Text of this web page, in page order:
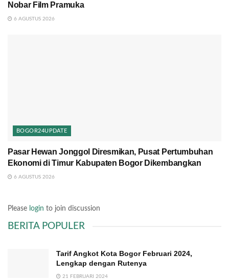
Nobar Film Pramuka
6 AGUSTUS 2026
BOGOR24UPDATE
Pasar Hewan Jonggol Diresmikan, Pusat Pertumbuhan
Ekonomi di Timur Kabupaten Bogor Dikembangkan
6 AGUSTUS 2026
Please login to join discussion
BERITA POPULER
Tarif Angkot Kota Bogor Februari 2024,
Lengkap dengan Rutenya
21 FEBRUARI 2024